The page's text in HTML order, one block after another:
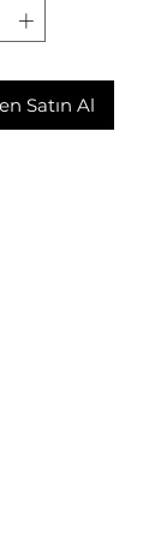
Satın Al